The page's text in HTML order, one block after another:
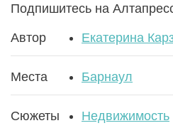
Подпишитесь на
Автор Екатерина
Места Барнаул
Сюжеты Недвижимость